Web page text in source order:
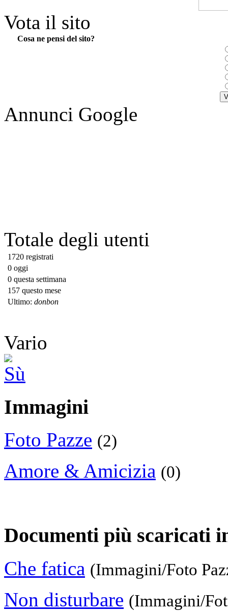
Vota il sito
Cosa ne pensi del sito?
Annunci Google
Totale degli utenti
1720 registrati
0 oggi
0 questa settimana
157 questo mese
Ultimo: donbon
Vario
Immagini
Foto Pazze (2)
Amore & Amicizia (0)
Documenti più scaricati
Che fatica (Immagini/Foto
Non disturbare (Immagini/